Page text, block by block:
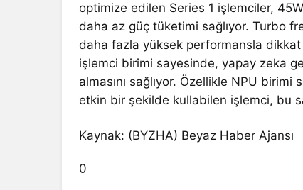
optimize edilen Series 1 işlemciler,
daha az güç tüketimi sağlıyor. Turbo
daha fazla yüksek performansla dikkat
işlemci birimi sayesinde, yapay zeka
almasını sağlıyor. Özellikle NPU
etkin bir şekilde kullabilen işlemci, bu
Kaynak: (BYZHA) Beyaz Haber Ajansı
0